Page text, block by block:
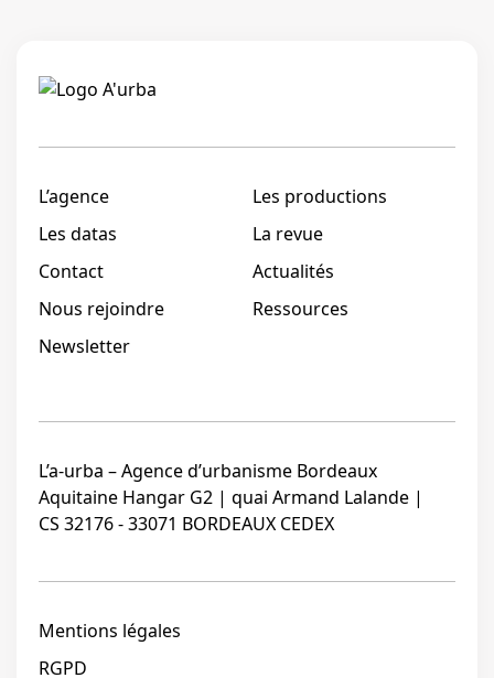
L’agence
Les productions
Les datas
La revue
Contact
Actualités
Nous rejoindre
Ressources
Newsletter
L’a-urba – Agence d’urbanisme Bordeaux
Aquitaine Hangar G2 | quai Armand Lalande |
CS 32176 - 33071 BORDEAUX CEDEX
Mentions légales
RGPD